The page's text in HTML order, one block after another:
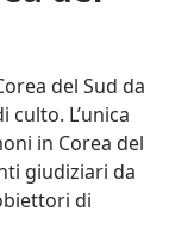
del Sud da
L’unica
in Corea del
giudiziari da
di